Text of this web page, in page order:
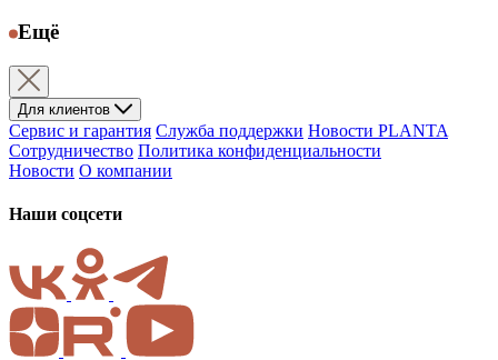
Ещё
Для клиентов
Сервис и гарантия Служба поддержки Новости PLANTA
Сотрудничество Политика конфиденциальности
Новости О компании
Наши соцсети